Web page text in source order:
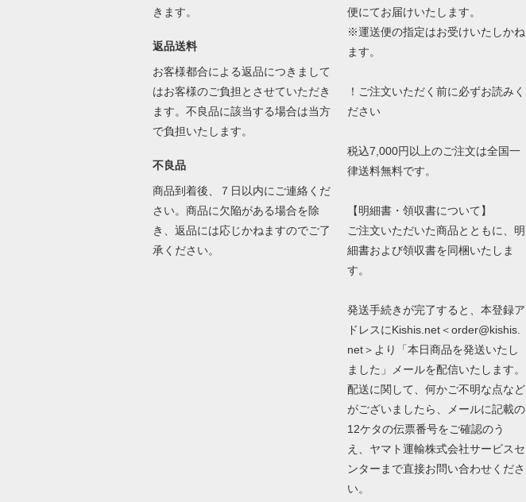
きます。
返品送料
お客様都合による返品につきまして
はお客様のご負担とさせていただき
ます。不良品に該当する場合は当方
で負担いたします。
不良品
商品到着後、７日以内にご連絡くだ
さい。商品に欠陥がある場合を除
き、返品には応じかねますのでご了
承ください。
便にてお届けいたします。
※運送便の指定はお受けいたしかね
ます。
！ご注文いただく前に必ずお読みく
ださい
税込7,000円以上のご注文は全国一
律送料無料です。
【明細書・領収書について】
ご注文いただいた商品とともに、明
細書および領収書を同梱いたしま
す。
発送手続きが完了すると、本登録ア
ドレスにKishis.net＜order@kishis.
net＞より「本日商品を発送いたし
ました」メールを配信いたします。
配送に関して、何かご不明な点など
がございましたら、メールに記載の
12ケタの伝票番号をご確認のう
え、ヤマト運輸株式会社サービスセ
ンターまで直接お問い合わせくださ
い。